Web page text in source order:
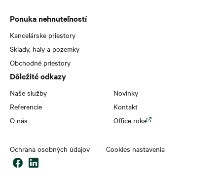
Ponuka nehnuteľností
Kancelárske priestory
Sklady, haly a pozemky
Obchodné priestory
Dôležité odkazy
Naše služby
Referencie
O nás
Novinky
Kontakt
Office roka
Ochrana osobných údajov Cookies nastavenia